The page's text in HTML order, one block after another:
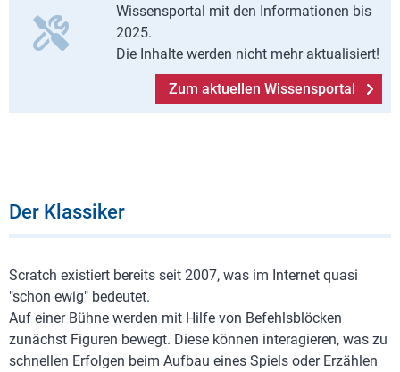
Wissensportal mit den Informationen bis
2025.
Die Inhalte werden nicht mehr aktualisiert!
Zum aktuellen Wissensportal
Der Klassiker
Scratch existiert bereits seit 2007, was im Internet quasi
"schon ewig" bedeutet.
Auf einer Bühne werden mit Hilfe von Befehlsblöcken
zunächst Figuren bewegt. Diese können interagieren, was zu
schnellen Erfolgen beim Aufbau eines Spiels oder Erzählen